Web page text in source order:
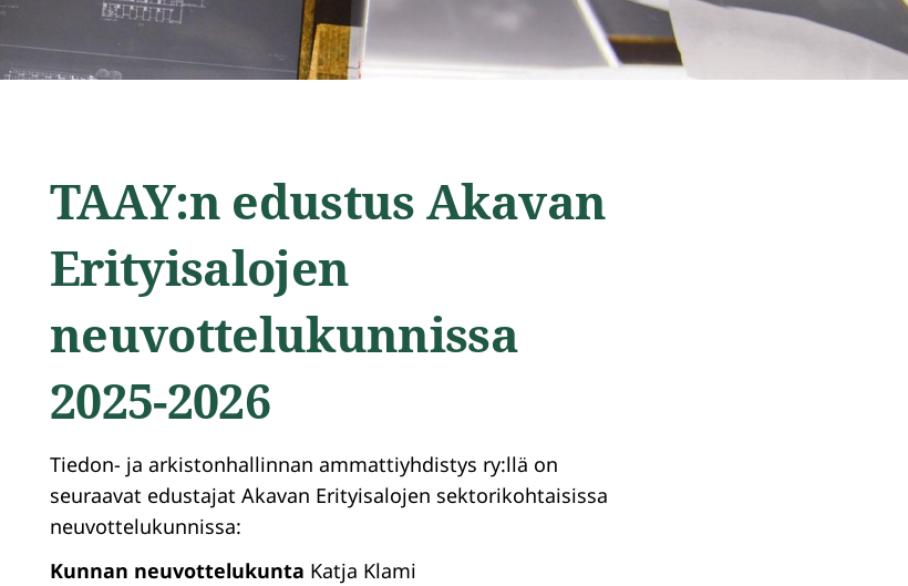
TAAY:n edustus Akavan
Erityisalojen
neuvottelukunnissa
2025-2026
Tiedon- ja arkistonhallinnan ammattiyhdistys ry:llä on
seuraavat edustajat Akavan Erityisalojen sektorikohtaisissa
neuvottelukunnissa:
Kunnan neuvottelukunta Katja Klami